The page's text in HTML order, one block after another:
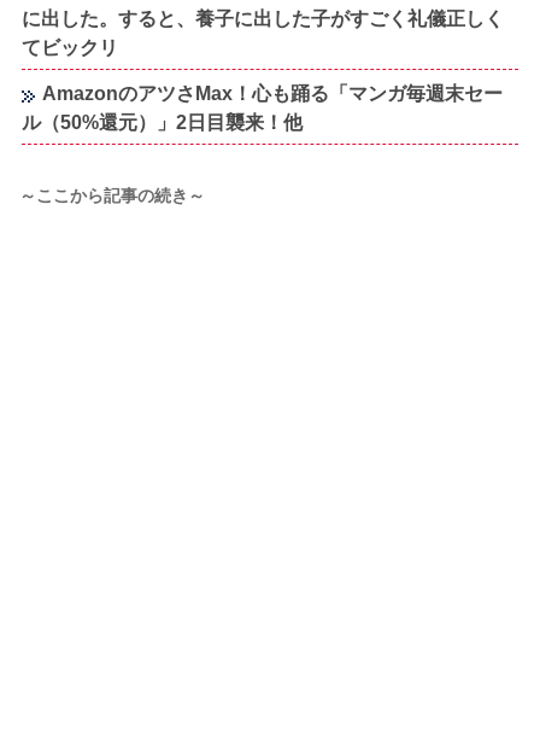
に出した。すると、養子に出した子がすごく礼儀正しく
てビックリ
AmazonのアツさMax！心も踊る「マンガ毎週末セー
ル（50%還元）」2日目襲来！他
～ここから記事の続き～